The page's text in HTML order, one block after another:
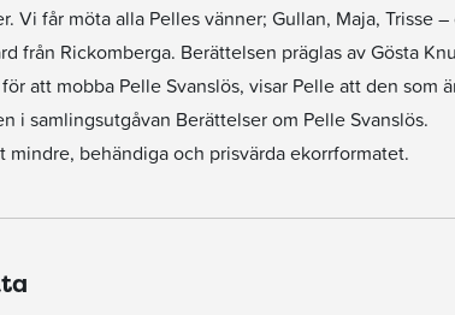
Vi får möta alla Pelles vänner; Gullan, Maja, Trisse
från Rickomberga. Berättelsen präglas av Gösta
att mobba Pelle Svanslös, visar Pelle att den som
i samlingsutgåvan Berättelser om Pelle Svanslös.
mindre, behändiga och prisvärda ekorrformatet.